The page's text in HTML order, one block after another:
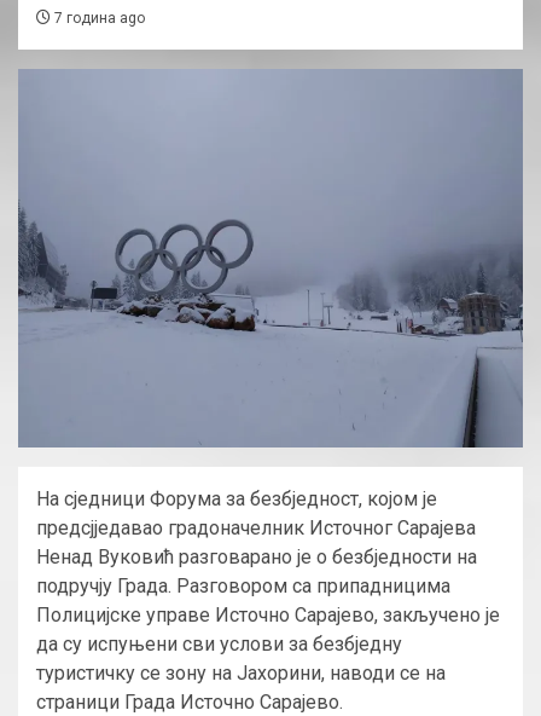
7 година ago
На сједници Форума за безбједност, којом је
предсјједавао градоначелник Источног Сарајева
Ненад Вуковић разговарано је о безбједности на
подручју Града. Разговором са припадницима
Полицијске управе Источно Сарајево, закључено је
да су испуњени сви услови за безбједну
туристичку се зону на Јахорини, наводи се на
страници Града Источно Сарајево.